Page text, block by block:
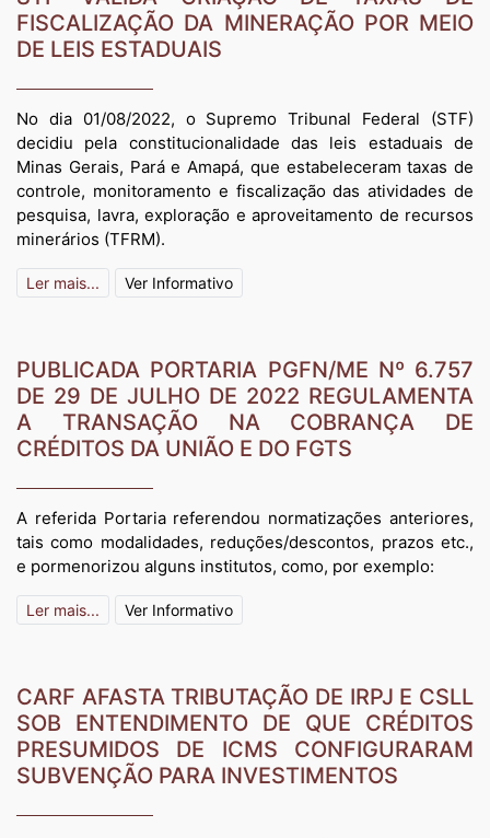
FISCALIZAÇÃO DA MINERAÇÃO POR MEIO
DE LEIS ESTADUAIS
No dia 01/08/2022, o Supremo Tribunal Federal (STF)
decidiu pela constitucionalidade das leis estaduais de
Minas Gerais, Pará e Amapá, que estabeleceram taxas de
controle, monitoramento e fiscalização das atividades de
pesquisa, lavra, exploração e aproveitamento de recursos
minerários (TFRM).
Ler mais... Ver Informativo
PUBLICADA PORTARIA PGFN/ME Nº 6.757
DE 29 DE JULHO DE 2022 REGULAMENTA
A TRANSAÇÃO NA COBRANÇA DE
CRÉDITOS DA UNIÃO E DO FGTS
A referida Portaria referendou normatizações anteriores,
tais como modalidades, reduções/descontos, prazos etc.,
e pormenorizou alguns institutos, como, por exemplo:
Ler mais... Ver Informativo
CARF AFASTA TRIBUTAÇÃO DE IRPJ E CSLL
SOB ENTENDIMENTO DE QUE CRÉDITOS
PRESUMIDOS DE ICMS CONFIGURARAM
SUBVENÇÃO PARA INVESTIMENTOS